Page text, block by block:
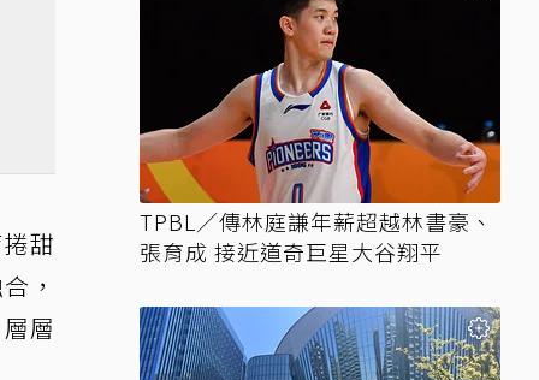
甜
，
層
TPBL／傳林庭謙年薪超越林書豪、
張育成 接近道奇巨星大谷翔平